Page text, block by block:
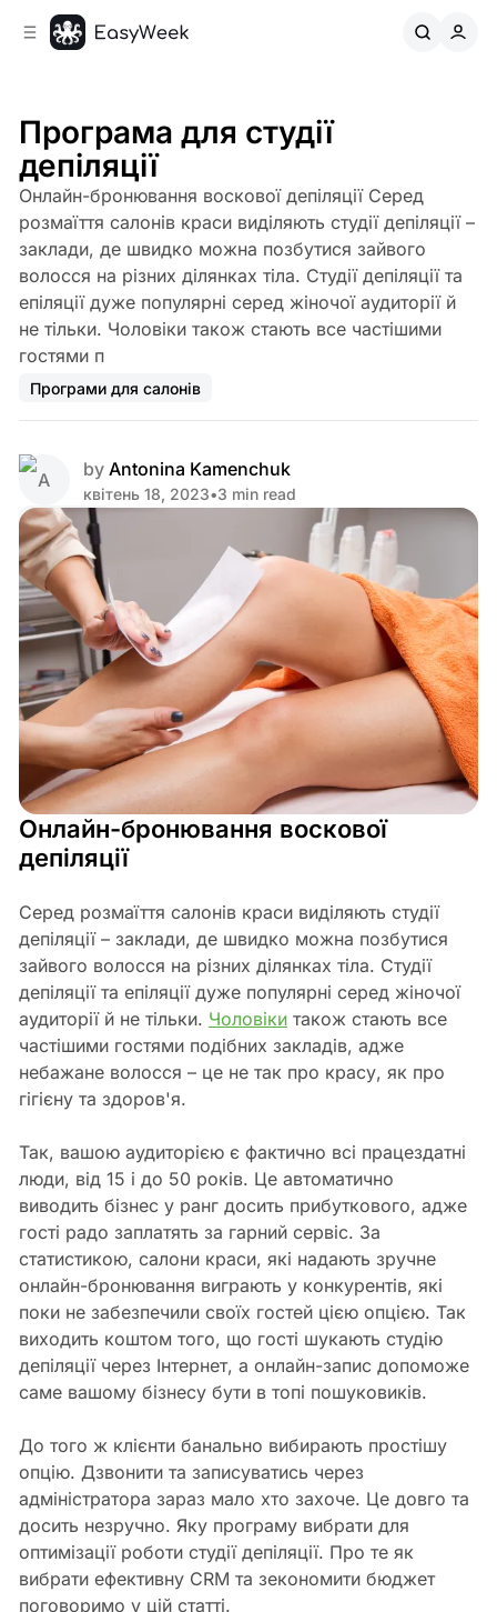
Програма для студії
депіляції
Онлайн-бронювання воскової депіляції Серед
розмаїття салонів краси виділяють студії депіляції –
заклади, де швидко можна позбутися зайвого
волосся на різних ділянках тіла. Студії депіляції та
епіляції дуже популярні серед жіночої аудиторії й
не тільки. Чоловіки також стають все частішими
гостями п
Програми для салонів
by Antonina Kamenchuk
квітень 18, 2023•3 min read
Share
Онлайн-бронювання воскової
депіляції
Серед розмаїття салонів краси виділяють студії
депіляції – заклади, де швидко можна позбутися
зайвого волосся на різних ділянках тіла. Студії
депіляції та епіляції дуже популярні серед жіночої
аудиторії й не тільки. Чоловікитакож стають все
частішими гостями подібних закладів, адже
небажане волосся – це не так про красу, як про
гігієну та здоров'я.
Так, вашою аудиторією є фактично всі працездатні
люди, від 15 і до 50 років. Це автоматично
виводить бізнес у ранг досить прибуткового, адже
гості радо заплатять за гарний сервіс. За
статистикою, салони краси, які надають зручне
онлайн-бронювання виграють у конкурентів, які
поки не забезпечили своїх гостей цією опцією. Так
виходить коштом того, що гості шукають студію
депіляції через Інтернет, а онлайн-запис допоможе
саме вашому бізнесу бути в топі пошуковиків.
До того ж клієнти банально вибирають простішу
опцію. Дзвонити та записуватись через
адміністратора зараз мало хто захоче. Це довго та
досить незручно. Яку програму вибрати для
оптимізації роботи студії депіляції. Про те як
вибрати ефективну CRM та зекономити бюджет
поговоримо у цій статті.